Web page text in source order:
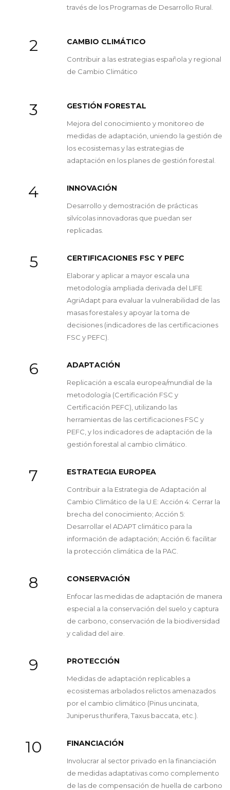
través de los Programas de Desarrollo Rural.
2 CAMBIO CLIMÁTICO
Contribuir a las estrategias española y regional
de Cambio Climático
3 GESTIÓN FORESTAL
Mejora del conocimiento y monitoreo de
medidas de adaptación, uniendo la gestión de
los ecosistemas y las estrategias de
adaptación en los planes de gestión forestal.
4 INNOVACIÓN
Desarrollo y demostración de prácticas
silvícolas innovadoras que puedan ser
replicadas.
5 CERTIFICACIONES FSC Y PEFC
Elaborar y aplicar a mayor escala una
metodología ampliada derivada del LIFE
AgriAdapt para evaluar la vulnerabilidad de las
masas forestales y apoyar la toma de
decisiones (indicadores de las certificaciones
FSC y PEFC).
6 ADAPTACIÓN
Replicación a escala europea/mundial de la
metodología (Certificación FSC y
Certificación PEFC), utilizando las
herramientas de las certificaciones FSC y
PEFC, y los indicadores de adaptación de la
gestión forestal al cambio climático.
7 ESTRATEGIA EUROPEA
Contribuir a la Estrategia de Adaptación al
Cambio Climático de la U.E: Acción 4: Cerrar la
brecha del conocimiento; Acción 5:
Desarrollar el ADAPT climático para la
información de adaptación; Acción 6: facilitar
la protección climática de la PAC.
8 CONSERVACIÓN
Enfocar las medidas de adaptación de manera
especial a la conservación del suelo y captura
de carbono, conservación de la biodiversidad
y calidad del aire.
9 PROTECCIÓN
Medidas de adaptación replicables a
ecosistemas arbolados relictos amenazados
por el cambio climático (Pinus uncinata,
Juniperus thurifera, Taxus baccata, etc.).
10 FINANCIACIÓN
Involucrar al sector privado en la financiación
de medidas adaptativas como complemento
de las de compensación de huella de carbono